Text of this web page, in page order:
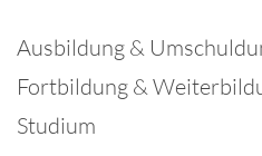
Ausbildung &
Fortbildung &
Studium